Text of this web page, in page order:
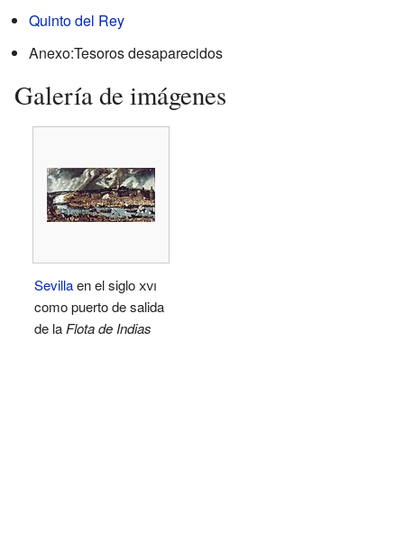
Quinto del Rey
Anexo:Tesoros desaparecidos
Galería de imágenes
Sevillaen el sigloxvi
como puerto de salida
de la Flota de Indias